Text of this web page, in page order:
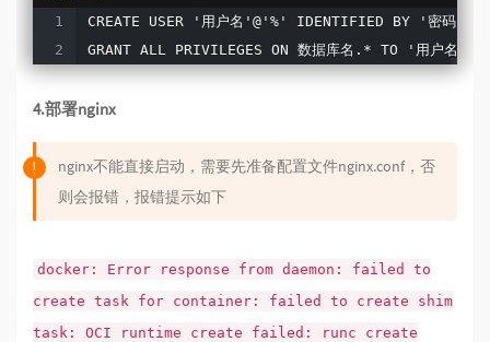
CREATE USER '用户名'@'%' IDENTIFIED BY '密码';
GRANT ALL PRIVILEGES ON 数据库名.* TO '用户名
4.部署nginx
nginx不能直接启动，需要先准备配置文件nginx.conf，否
则会报错，报错提示如下
docker: Error response from daemon: failed to
create task for container: failed to create shim
task: OCI runtime create failed: runc create